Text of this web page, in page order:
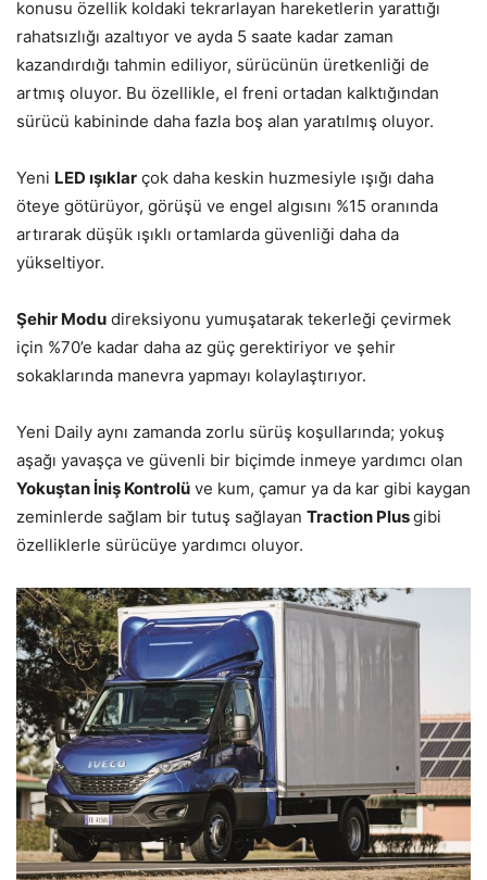
konusu özellik koldaki tekrarlayan hareketlerin yarattığı
rahatsızlığı azaltıyor ve ayda 5 saate kadar zaman
kazandırdığı tahmin ediliyor, sürücünün üretkenliği de
artmış oluyor. Bu özellikle, el freni ortadan kalktığından
sürücü kabininde daha fazla boş alan yaratılmış oluyor.
Yeni LED ışıklar çok daha keskin huzmesiyle ışığı daha
öteye götürüyor, görüşü ve engel algısını %15 oranında
artırarak düşük ışıklı ortamlarda güvenliği daha da
yükseltiyor.
Şehir Modu direksiyonu yumuşatarak tekerleği çevirmek
için %70’e kadar daha az güç gerektiriyor ve şehir
sokaklarında manevra yapmayı kolaylaştırıyor.
Yeni Daily aynı zamanda zorlu sürüş koşullarında; yokuş
aşağı yavaşça ve güvenli bir biçimde inmeye yardımcı olan
Yokuştan İniş Kontrolü ve kum, çamur ya da kar gibi kaygan
zeminlerde sağlam bir tutuş sağlayan Traction Plusgibi
özelliklerle sürücüye yardımcı oluyor.